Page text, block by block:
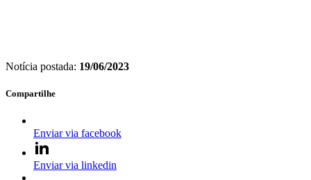
Notícia postada: 19/06/2023
Compartilhe
Enviar via facebook
Enviar via linkedin